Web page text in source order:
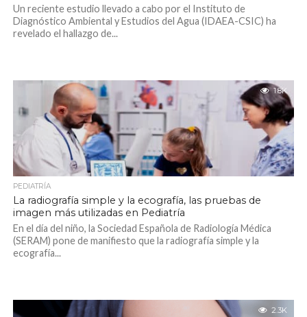
Un reciente estudio llevado a cabo por el Instituto de
Diagnóstico Ambiental y Estudios del Agua (IDAEA-CSIC) ha
revelado el hallazgo de...
1.8K
PEDIATRÍA
La radiografía simple y la ecografía, las pruebas de
imagen más utilizadas en Pediatría
En el día del niño, la Sociedad Española de Radiología Médica
(SERAM) pone de manifiesto que la radiografía simple y la
ecografía...
2.3K